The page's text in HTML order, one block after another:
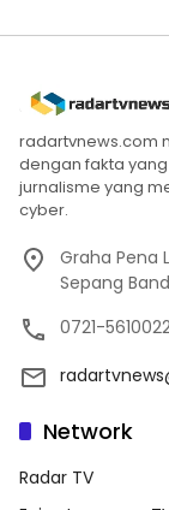
radartvnews.com
dengan fakta
jurnalisme yang
cyber.
Graha Pena
Sepang
0721-
Network
Radar TV